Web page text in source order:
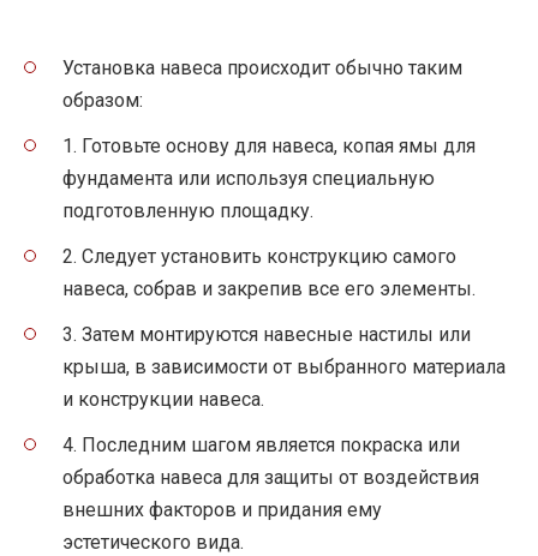
Установка навеса происходит обычно таким
образом:
1. Готовьте основу для навеса, копая ямы для
фундамента или используя специальную
подготовленную площадку.
2. Следует установить конструкцию самого
навеса, собрав и закрепив все его элементы.
3. Затем монтируются навесные настилы или
крыша, в зависимости от выбранного материала
и конструкции навеса.
4. Последним шагом является покраска или
обработка навеса для защиты от воздействия
внешних факторов и придания ему
эстетического вида.